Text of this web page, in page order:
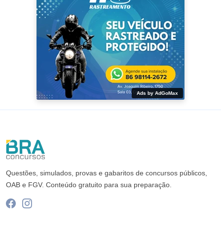
Ads by AdGoMax
Questões, simulados, provas e gabaritos de concursos públicos,
OAB e FGV. Conteúdo gratuito para sua preparação.